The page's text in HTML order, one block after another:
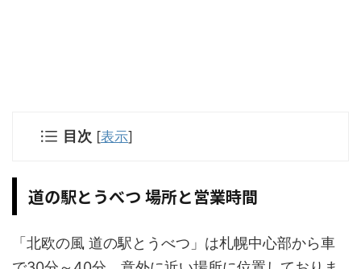
目次 [表示]
道の駅とうべつ 場所と営業時間
「北欧の風 道の駅とうべつ」は札幌中心部から車